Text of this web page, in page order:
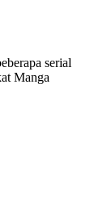
serial
Manga